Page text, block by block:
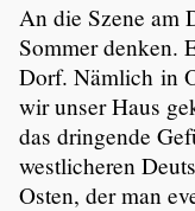
An die Szene am
Sommer denken.
Dorf. Nämlich in
wir unser Haus
das dringende
westli­cheren
Osten, der man